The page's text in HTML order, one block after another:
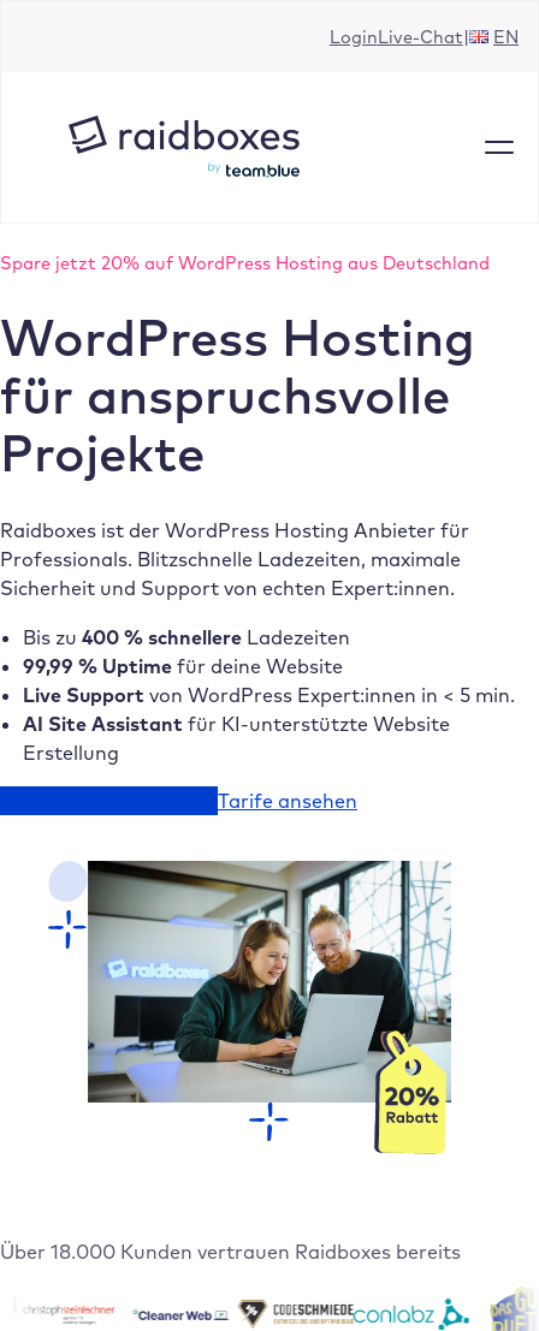
LoginLive-Chat EN
Spare jetzt 20% auf WordPress Hosting aus Deutschland
WordPress Hosting
für anspruchsvolle
Projekte
Raidboxes ist der WordPress Hosting Anbieter für
Professionals. Blitzschnelle Ladezeiten, maximale
Sicherheit und Support von echten Expert:innen.
Bis zu 400 % schnellereLadezeiten
99,99 % Uptimefür deine Website
Live Support von WordPress Expert:innen in < 5 min.
AI Site Assistant für KI-unterstützte Website
Erstellung
Tarife ansehen
Über 18.000 Kunden vertrauen Raidboxes bereits